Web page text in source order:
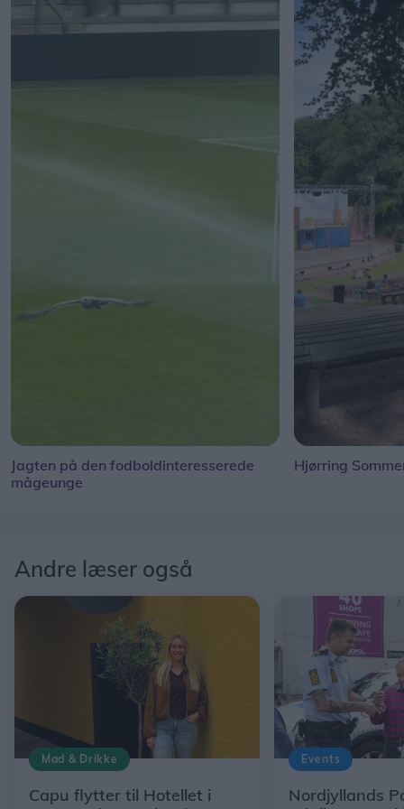
Jagten på den fodboldinteresserede
mågeunge
Hjørring
Andre læser også
Mad & Drikke
Capu flytter til Hotellet i
Events
Nordjyllands